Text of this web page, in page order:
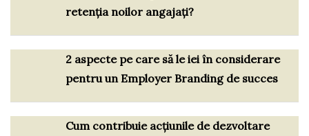
retenția noilor angajați?
2 aspecte pe care să le iei în considerare
pentru un Employer Branding de succes
Cum contribuie acțiunile de dezvoltare